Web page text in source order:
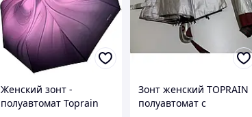
Женский зонт -
полуавтомат Toprain
Зонт женский TOPRAIN
полуавтомат с